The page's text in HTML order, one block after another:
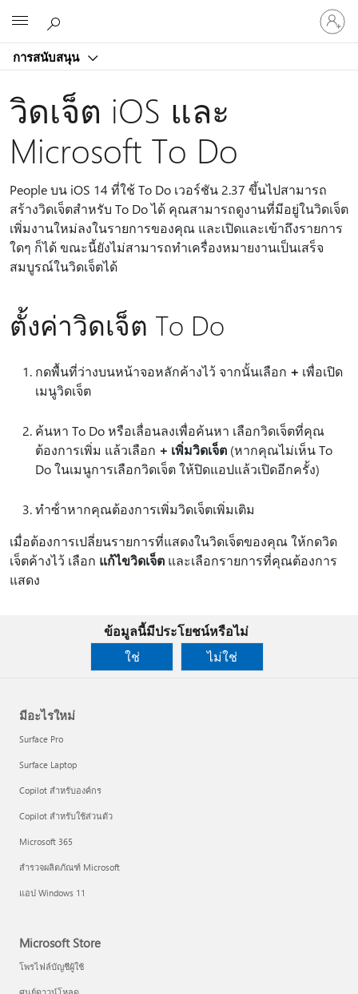
การสนับสนุน
ลงชื่อ
เข้า
บัญชี
วิดเจ็ต iOS และ
Microsoft To Do
People บน iOS 14 ที่ใช้ To Do เวอร์ชัน 2.37 ขึ้นไปสามารถ
สร้างวิดเจ็ตสําหรับ To Do ได้ คุณสามารถดูงานที่มีอยู่ในวิดเจ็ต
เพิ่มงานใหม่ลงในรายการของคุณ และเปิดและเข้าถึงรายการ
ใดๆ ก็ได้ ขณะนี้ยังไม่สามารถทําเครื่องหมายงานเป็นเสร็จ
สมบูรณ์ในวิดเจ็ตได้
ตั้งค่าวิดเจ็ต To Do
กดพื้นที่ว่างบนหน้าจอหลักค้างไว้ จากนั้นเลือก + เพื่อเปิด
เมนูวิดเจ็ต
ค้นหา To Do หรือเลื่อนลงเพื่อค้นหา เลือกวิดเจ็ตที่คุณ
ต้องการเพิ่ม แล้วเลือก + เพิ่มวิดเจ็ต (หากคุณไม่เห็น To
Do ในเมนูการเลือกวิดเจ็ต ให้ปิดแอปแล้วเปิดอีกครั้ง)
ทําซ้ําหากคุณต้องการเพิ่มวิดเจ็ตเพิ่มเติม
เมื่อต้องการเปลี่ยนรายการที่แสดงในวิดเจ็ตของคุณ ให้กดวิด
เจ็ตค้างไว้ เลือก แก้ไขวิดเจ็ต และเลือกรายการที่คุณต้องการ
แสดง
ข้อมูลนี้มีประโยชน์หรือไม่
ใช่
ไม่ใช่
มีอะไรใหม่
Surface Pro
Surface Laptop
Copilot สำหรับองค์กร
Copilot สำหรับใช้ส่วนตัว
Microsoft 365
สำรวจผลิตภัณฑ์ Microsoft
แอป Windows 11
Microsoft Store
โพรไฟล์บัญชีผู้ใช้